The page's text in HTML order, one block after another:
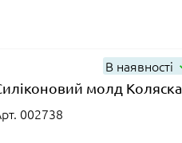
В наявності
молд Коляска
002738